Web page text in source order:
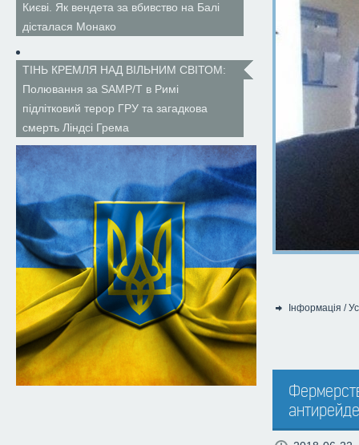
Києві. Як вендета за вбивство на Балі
дісталася Монако
ТІНЬ КРЕМЛЯ НАД ВІЛЬНИМ СВІТОМ:
Полювання за SAMP/T в Римі
підлітковий терор ГРУ та загадкова
смерть Ліндсі Грема
Інформація /